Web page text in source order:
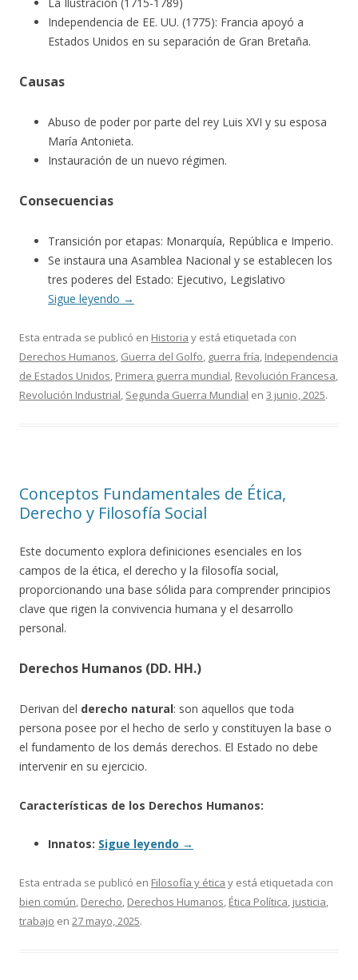
Independencia de EE. UU. (1775): Francia apoyó a
Estados Unidos en su separación de Gran Bretaña.
Causas
Abuso de poder por parte del rey Luis XVI y su esposa
María Antonieta.
Instauración de un nuevo régimen.
Consecuencias
Transición por etapas: Monarquía, República e Imperio.
Se instaura una Asamblea Nacional y se establecen los
tres poderes del Estado: Ejecutivo, Legislativo
Sigue leyendo →
Esta entrada se publicó en Historia y está etiquetada con
Derechos Humanos, Guerra del Golfo, guerra fría, Independencia
de Estados Unidos, Primera guerra mundial, Revolución Francesa,
Revolución Industrial, Segunda Guerra Mundial en 3 junio, 2025.
Conceptos Fundamentales de Ética,
Derecho y Filosofía Social
Este documento explora definiciones esenciales en los
campos de la ética, el derecho y la filosofía social,
proporcionando una base sólida para comprender principios
clave que rigen la convivencia humana y el desarrollo
personal.
Derechos Humanos (DD. HH.)
Derivan del derecho natural: son aquellos que toda
persona posee por el hecho de serlo y constituyen la base o
el fundamento de los demás derechos. El Estado no debe
intervenir en su ejercicio.
Características de los Derechos Humanos:
Innatos: Sigue leyendo →
Esta entrada se publicó en Filosofía y ética y está etiquetada con
bien común, Derecho, Derechos Humanos, Ética Política, justicia,
trabajo en 27 mayo, 2025.